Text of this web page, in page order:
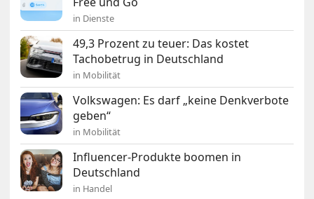
in Dienste
49,3 Prozent zu teuer: Das kostet
Tachobetrug in Deutschland
in Mobilität
Volkswagen: Es darf „keine Denkverbote
geben“
in Mobilität
Influencer-Produkte boomen in
Deutschland
in Handel